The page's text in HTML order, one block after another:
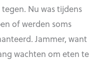
Nu was tijdens
of werden soms
Jammer, want
wachten om eten te